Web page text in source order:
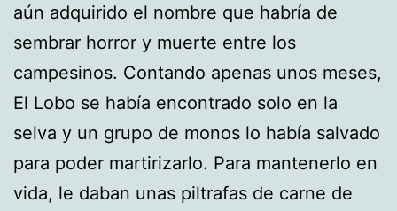
aún adquirido el nombre que habría de
sembrar horror y muerte entre los
campesinos. Contando apenas unos meses,
El Lobo se había encontrado solo en la
selva y un grupo de monos lo había salvado
para poder martirizarlo. Para mantenerlo en
vida, le daban unas piltrafas de carne de